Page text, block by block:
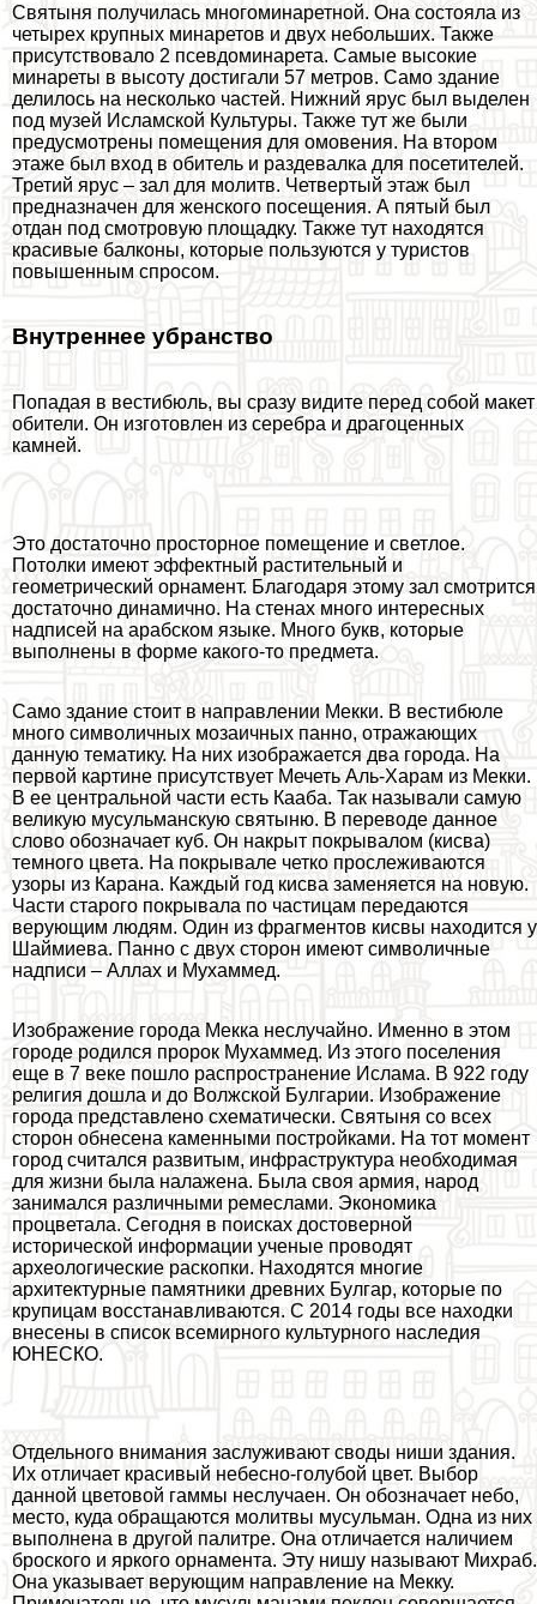
Святыня получилась многоминаретной. Она состояла из
четырех крупных минаретов и двух небольших. Также
присутствовало 2 псевдоминарета. Самые высокие
минареты в высоту достигали 57 метров. Само здание
делилось на несколько частей. Нижний ярус был выделен
под музей Исламской Культуры. Также тут же были
предусмотрены помещения для омовения. На втором
этаже был вход в обитель и раздевалка для посетителей.
Третий ярус – зал для молитв. Четвертый этаж был
предназначен для женского посещения. А пятый был
отдан под смотровую площадку. Также тут находятся
красивые балконы, которые пользуются у туристов
повышенным спросом.
Внутреннее убранство
Попадая в вестибюль, вы сразу видите перед собой макет
обители. Он изготовлен из серебра и драгоценных
камней.
Это достаточно просторное помещение и светлое.
Потолки имеют эффектный растительный и
геометрический орнамент. Благодаря этому зал смотрится
достаточно динамично. На стенах много интересных
надписей на арабском языке. Много букв, которые
выполнены в форме какого-то предмета.
Само здание стоит в направлении Мекки. В вестибюле
много символичных мозаичных панно, отражающих
данную тематику. На них изображается два города. На
первой картине присутствует Мечеть Аль-Харам из Мекки.
В ее центральной части есть Кааба. Так называли самую
великую мусульманскую святыню. В переводе данное
слово обозначает куб. Он накрыт покрывалом (кисва)
темного цвета. На покрывале четко прослеживаются
узоры из Карана. Каждый год кисва заменяется на новую.
Части старого покрывала по частицам передаются
верующим людям. Один из фрагментов кисвы находится у
Шаймиева. Панно с двух сторон имеют символичные
надписи – Аллах и Мухаммед.
Изображение города Мекка неслучайно. Именно в этом
городе родился пророк Мухаммед. Из этого поселения
еще в 7 веке пошло распространение Ислама. В 922 году
религия дошла и до Волжской Булгарии. Изображение
города представлено схематически. Святыня со всех
сторон обнесена каменными постройками. На тот момент
город считался развитым, инфраструктура необходимая
для жизни была налажена. Была своя армия, народ
занимался различными ремеслами. Экономика
процветала. Сегодня в поисках достоверной
исторической информации ученые проводят
археологические раскопки. Находятся многие
архитектурные памятники древних Булгар, которые по
крупицам восстанавливаются. С 2014 годы все находки
внесены в список всемирного культурного наследия
ЮНЕСКО.
Отдельного внимания заслуживают своды ниши здания.
Их отличает красивый небесно-гoлyбой цвет. Выбор
данной цветовой гаммы неслучаен. Он обозначает небо,
место, куда обращаются молитвы мусульман. Одна из них
выполнена в другой палитре. Она отличается наличием
броского и яркого орнамента. Эту нишу называют Михраб.
Она указывает верующим направление на Мекку.